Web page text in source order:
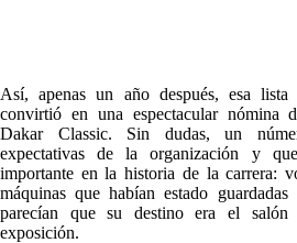
Así, apenas un año después, esa
convirtió en una espectacular nómina
Dakar Classic. Sin dudas, un
expectativas de la organización y
importante en la historia de la carrera:
máquinas que habían estado
parecían que su destino era el
exposición.